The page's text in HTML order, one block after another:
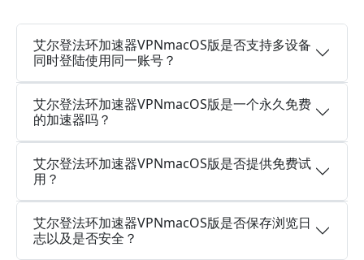
艾尔登法环加速器VPNmacOS版是否支持多设备
同时登陆使用同一账号？
艾尔登法环加速器VPNmacOS版是一个永久免费
的加速器吗？
艾尔登法环加速器VPNmacOS版是否提供免费试
用？
艾尔登法环加速器VPNmacOS版是否保存浏览日
志以及是否安全？